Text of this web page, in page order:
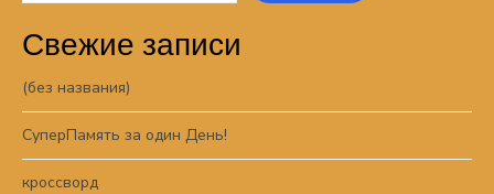
Свежие записи
(без названия)
СуперПамять за один День!
кроссворд